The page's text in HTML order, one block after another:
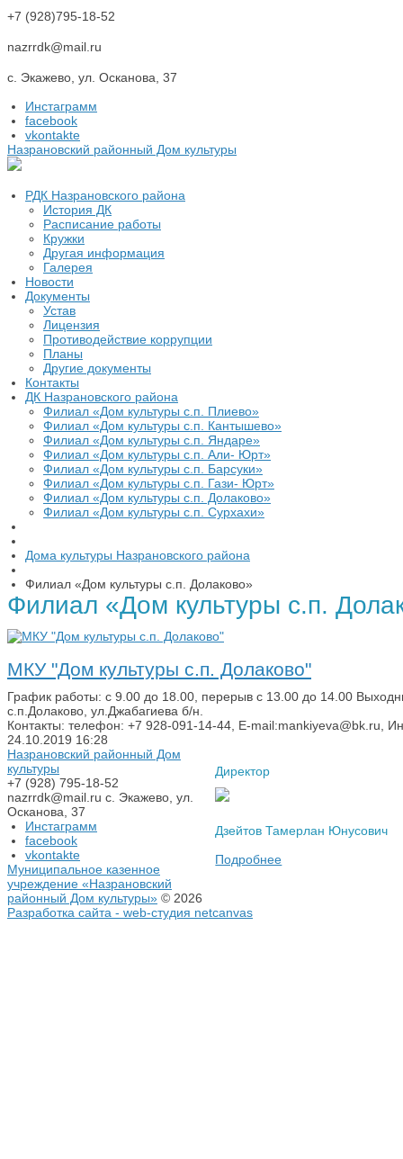
+7 (928)795-18-52
nazrrdk@mail.ru
с. Экажево, ул. Осканова, 37
Инстаграмм
facebook
vkontakte
Назрановский районный Дом культуры
РДК Назрановского района
История ДК
Расписание работы
Кружки
Другая информация
Галерея
Новости
Документы
Устав
Лицензия
Противодействие коррупции
Планы
Другие документы
Контакты
ДК Назрановского района
Филиал «Дом культуры с.п. Плиево»
Филиал «Дом культуры с.п. Кантышево»
Филиал «Дом культуры с.п. Яндаре»
Филиал «Дом культуры с.п. Али- Юрт»
Филиал «Дом культуры с.п. Барсуки»
Филиал «Дом культуры с.п. Гази- Юрт»
Филиал «Дом культуры с.п. Долаково»
Филиал «Дом культуры с.п. Сурхахи»
Дома культуры Назрановского района
Филиал «Дом культуры с.п. Долаково»
Филиал «Дом культуры с.п.
МКУ "Дом культуры с.п. Долаково"
График работы: с 9.00 до 18.00, перерыв с 13.00 до 14.00
с.п.Долаково, ул.Джабагиева б/н.
Контакты: телефон: +7 928-091-14-44, E-mail:mankiyeva@bk.ru,
24.10.2019 16:28
Директор
Дзейтов Тамерлан Юнусович
Подробнее
Назрановский районный Дом
культуры
+7 (928) 795-18-52
nazrrdk@mail.ru с. Экажево, ул.
Осканова, 37
Инстаграмм
facebook
vkontakte
Муниципальное казенное
учреждение «Назрановский
районный Дом культуры» © 2026
Разработка сайта - web-студия netcanvas